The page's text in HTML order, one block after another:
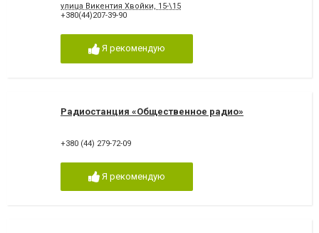
улица Викентия Хвойки, 15-\15
+380(44)207-39-90
Я рекомендую
Радиостанция «Общественное радио»
+380 (44) 279-72-09
Я рекомендую